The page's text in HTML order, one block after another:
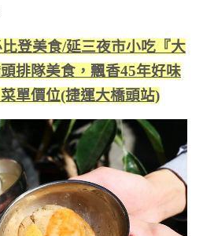
登美食/延三夜市小吃『大
排隊美食，飄香45年好味
單價位(捷運大橋頭站)